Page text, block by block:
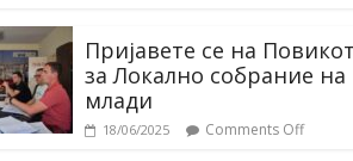
Пријавете се на Повикот
за Локално собрание на
млади
18/06/2025 Comments Off